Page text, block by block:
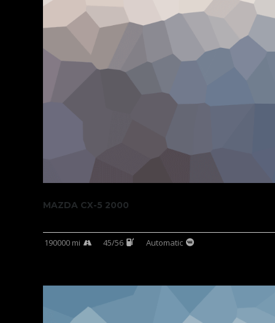
MAZDA CX-5 2000
190000 mi 45/56 Automatic